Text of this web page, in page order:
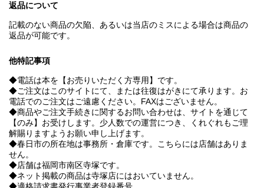
返品について
記載のない商品の欠陥、あるいは当店のミスによる場合は商品の
返品が可能です。
他特記事項
◆電話は本を【お売りいただく方専用】です。
◆ご注文はこのサイトにて、または往復はがきにて承ります。お
電話でのご注文はご遠慮ください。FAXはございません。
◆商品やご注文手続きに関するお問い合わせは、サイトを通じて
【のみ】お受けします。少人数での運営につき、くれぐれもご理
解賜りますようお願い申し上げます。
◆春日市の所在地は事務所・倉庫です。こちらには店舗はありま
せん。
◆店舗は福岡市南区寺塚です。
◆ネット掲載の商品は寺塚店にはおいていません。